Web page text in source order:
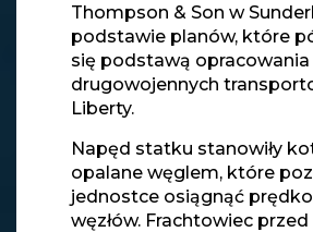
Thompson & Son w
podstawie planów, które
się podstawą opracowania
drugowojennych
Liberty.
Napęd statku stanowiły
opalane węglem, które
jednostce osiągnąć
węzłów. Frachtowiec przed